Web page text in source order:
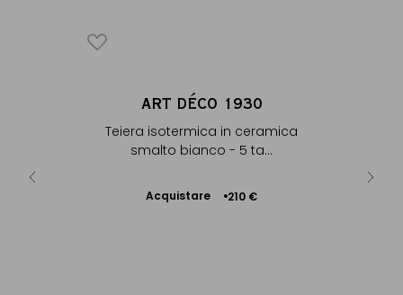
ART DÉCO 1930
Teiera isotermica in ceramica
smalto bianco - 5 ta...
Acquistare 210 €
Aggiungere